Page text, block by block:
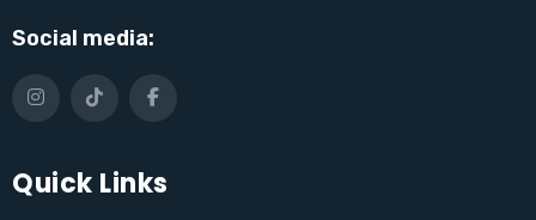
Social media:
Quick Links